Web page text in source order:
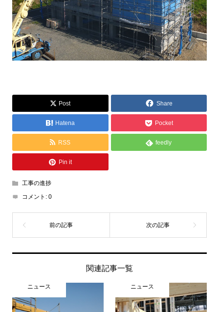
Post Share
Hatena Pocket
RSS feedly
Pin it
工事の進捗
コメント: 0
関連記事一覧
ニュース ニュース